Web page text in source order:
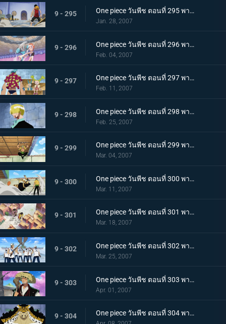
9 - 295 One piece วันพีช ตอนที่ 295 พากย์ไทย นามิมี 5 คน? การโต้กลับพร้อมภาพลวงตา!
Jan. 28, 2007
9 - 296 One piece วันพีช ตอนที่ 296 พากย์ไทย นามิตัดสินใจ! ยิงช็อปเปอร์ที่คลุ้มคลั่ง!
Feb. 04, 2007
9 - 297 One piece วันพีช ตอนที่ 297 พากย์ไทย นายพรานซันจิออกโรง? เพลงสวดศพแด่หมาป่าขี้ปด!
Feb. 11, 2007
9 - 298 One piece วันพีช ตอนที่ 298 พากย์ไทย ฝ่าเท้าเดือดระอุ! ลูกเตะฟูลคอร์สของซันจิ
Feb. 25, 2007
9 - 299 One piece วันพีช ตอนที่ 299 พากย์ไทย คมดาบโหมกระหน่ำ! โซโลปะทะคาคุ เดิมพันด้วยคมอาวุธ!
Mar. 04, 2007
9 - 300 One piece วันพีช ตอนที่ 300 พากย์ไทย เทพอสูรโซโล! ร่างแปลงอาชูร่าที่เผยใจนักสู้!
Mar. 11, 2007
9 - 301 One piece วันพีช ตอนที่ 301 พากย์ไทย สแปนดั้มตกตะลึง! วีรบุรุษรุกขึ้นที่หอตุลาการ
Mar. 18, 2007
9 - 302 One piece วันพีช ตอนที่ 302 พากย์ไทย ปลดปล่อยโรบิ้น! ศึกเดือด ลูฟี่ ปะทะ ลุจจิ
Mar. 25, 2007
9 - 303 One piece วันพีช ตอนที่ 303 พากย์ไทย คนร้ายคือนายตำรวจลูฟี่! ไล่ตามต้นซากุระยักษ์ที่หายไป
Apr. 01, 2007
9 - 304 One piece วันพีช ตอนที่ 304 พากย์ไทย ไม่ชนะก็ปกป้องไม่ได้! เดินหน้าเกียร์สาม!